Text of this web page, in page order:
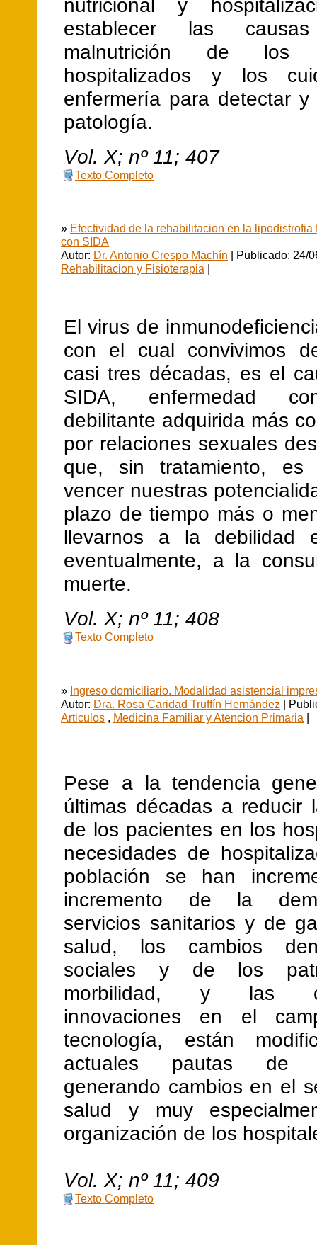
nutricional y
establecer las
malnutrición de los
hospitalizados y los
enfermería para detectar
patología.
Vol. X; nº 11; 407
Texto Completo
» Efectividad de la rehabilitacion en la lipodistrofia
con SIDA
Autor: Dr. Antonio Crespo Machín | Publicado: 24/
Rehabilitacion y Fisioterapia
El virus de
con el cual convivimos
casi tres décadas, es el
SIDA, enfermedad
debilitante adquirida más
por relaciones sexuales
que, sin tratamiento, es
vencer nuestras
plazo de tiempo más o
llevarnos a la debilidad
eventualmente, a la
muerte.
Vol.X; nº11; 408
Texto Completo
» Ingreso domiciliario. Modalidad asistencial
Autor: Dra. Rosa Caridad Truffín Hernández |
Articulos , Medicina Familiar y Atencion Primaria |
Pese a la tendencia
últimas décadas a reducir
de los pacientes en los
necesidades de
población se han
incremento de la
servicios sanitarios y de
salud, los cambios
sociales y de los
morbilidad, y las
innovaciones en el
tecnología, están
actuales pautas de
generando cambios en el
salud y muy
organización de los
Vol. X; nº 11; 409
Texto Completo